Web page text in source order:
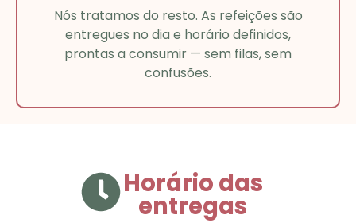
Nós tratamos do resto. As refeições são
entregues no dia e horário definidos,
prontas a consumir — sem filas, sem
confusões.
Horário das
entregas